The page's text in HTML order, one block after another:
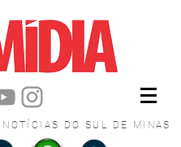
DO SUL DE MINAS